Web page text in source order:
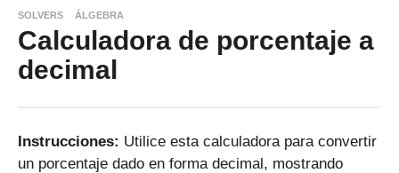
SOLVERS ÁLGEBRA
Calculadora de porcentaje a
decimal
Instrucciones: Utilice esta calculadora para convertir
un porcentaje dado en forma decimal, mostrando